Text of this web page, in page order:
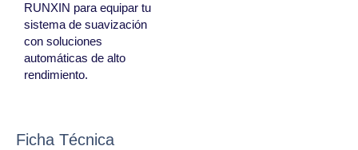
Ficha Técnica
RUNXIN para equipar tu
sistema de suavización
con soluciones
automáticas de alto
rendimiento.